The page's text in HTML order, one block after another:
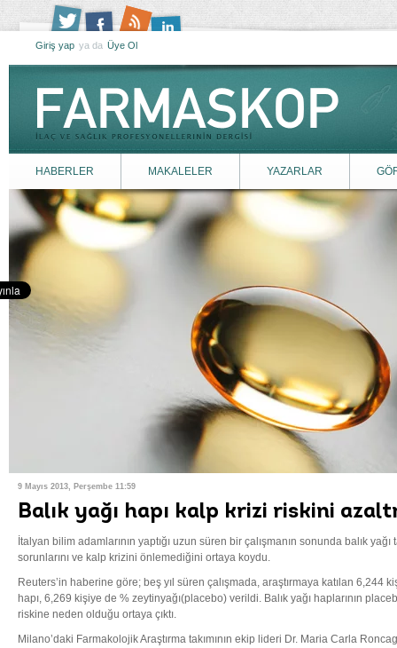
Giriş yap ya da Üye Ol
HABERLER MAKALELER YAZARLAR
9 Mayıs 2013, Perşembe 11:59
Balık yağı hapı kalp krizi riskini
İtalyan bilim adamlarının yaptığı uzun süren bir çalışmanın sonunda balık
sorunlarını ve kalp krizini önlemediğini ortaya koydu.
Reuters’in haberine göre; beş yıl süren çalışmada, araştırmaya katılan 6,244
hapı, 6,269 kişiye de % zeytinyağı(placebo) verildi. Balık yağı haplarının
riskine neden olduğu ortaya çıktı.
Milano’daki Farmakolojik Araştırma takımının ekip lideri Dr. Maria Carla